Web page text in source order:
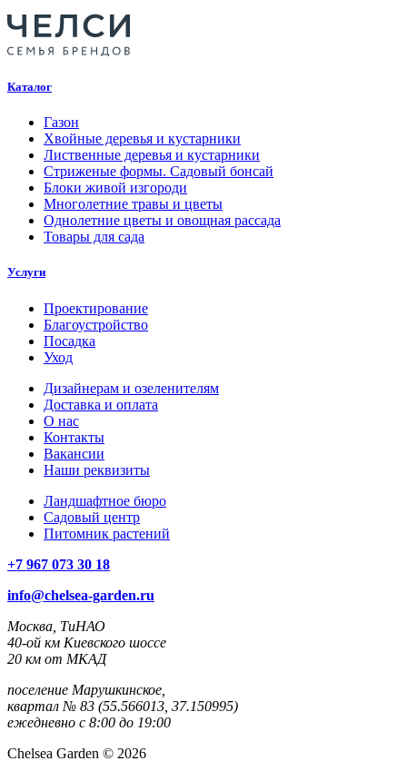
Каталог
Газон
Хвойные деревья и кустарники
Лиственные деревья и кустарники
Стриженые формы. Садовый бонсай
Блоки живой изгороди
Многолетние травы и цветы
Однолетние цветы и овощная рассада
Товары для сада
Услуги
Проектирование
Благоустройство
Посадка
Уход
Дизайнерам и озеленителям
Доставка и оплата
О нас
Контакты
Вакансии
Наши реквизиты
Ландшафтное бюро
Садовый центр
Питомник растений
+7 967 073 30 18
info@chelsea-garden.ru
Москва, ТиНАО
40-ой км Киевского шоссе
20 км от МКАД
поселение Марушкинское,
квартал № 83 (55.566013, 37.150995)
ежедневно с 8:00 до 19:00
Chelsea Garden © 2026